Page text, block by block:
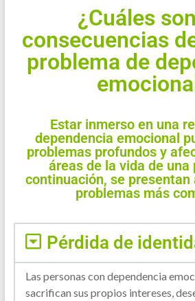
¿Cuáles
consecuencias
problema de
Estar inmerso en una
dependencia emocional
problemas profundos y
áreas de la vida de una
continuación, se presentan
problemas más
Pérdida de
Las personas con dependencia
sacrifican sus propios intereses,